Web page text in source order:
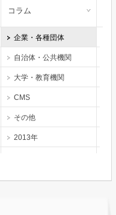
コラム
企業・各種団体
自治体・公共機関
大学・教育機関
CMS
その他
2013年